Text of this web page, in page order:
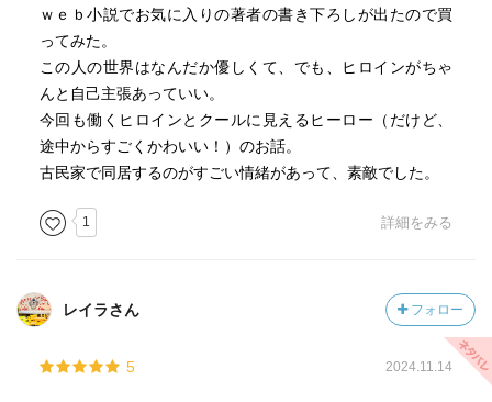
ｗｅｂ小説でお気に入りの著者の書き下ろしが出たので買
ってみた。
この人の世界はなんだか優しくて、でも、ヒロインがちゃ
んと自己主張あっていい。
今回も働くヒロインとクールに見えるヒーロー（だけど、
途中からすごくかわいい！）のお話。
古民家で同居するのがすごい情緒があって、素敵でした。
1 詳細をみる
レイラさん フォロー
5 2024.11.14